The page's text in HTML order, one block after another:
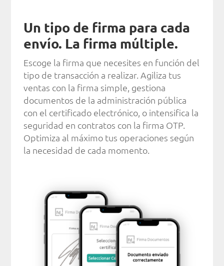
Un tipo de firma para cada
envío. La firma múltiple.
Escoge la firma que necesites en función del
tipo de transacción a realizar. Agiliza tus
ventas con la firma simple, gestiona
documentos de la administración pública
con el certificado electrónico, o intensifica la
seguridad en contratos con la firma OTP.
Optimiza al máximo tus operaciones según
la necesidad de cada momento.